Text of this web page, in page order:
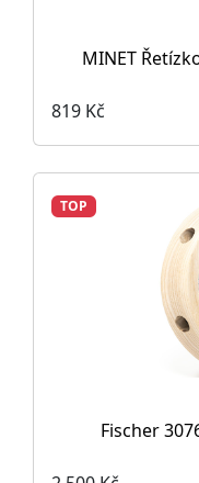
MINET
819 Kč
TOP
Fischer